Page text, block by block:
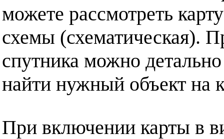
можете рассмотреть
схемы (схематическая).
спутника можно
найти нужный объект на
При включении карты в